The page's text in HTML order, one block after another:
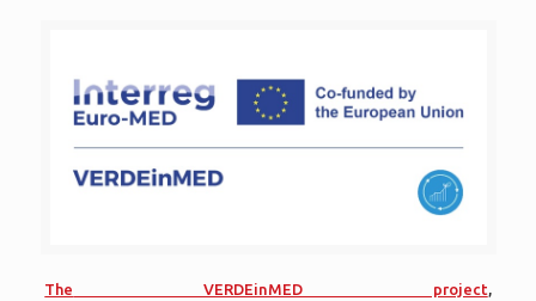
The VERDEinMED project,